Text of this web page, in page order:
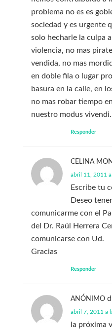
problema no es es
sociedad y es urgente
solo hecharle la culpa
violencia, no mas
vendida, no mas
en doble fila o lugar
basura en la calle, en
no mas robar tiempo
nuestro modus vivendi.
Responder
CELINA
abril 11, 2011
Escribe tu
Deseo
comunicarme con el
del Dr. Raúl Herrera
comunicarse con Ud.
Gracias
Responder
ANÓNIMO
abril 7, 2011 a
la próxima